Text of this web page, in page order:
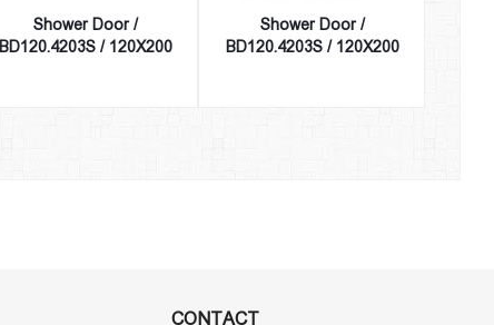
Shower Door /
BD120.4203S / 120X200
Shower Door /
BD120.4203S / 120X200
CONTACT